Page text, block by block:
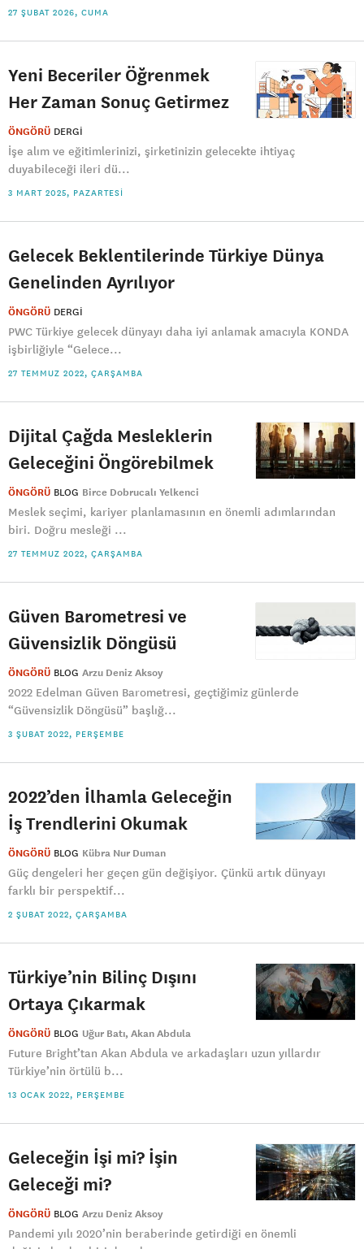
27 ŞUBAT 2026, CUMA
Yeni Beceriler Öğrenmek
Her Zaman Sonuç Getirmez
ÖNGÖRÜ DERGI
İşe alım ve eğitimlerinizi, şirketinizin gelecekte ihtiyaç
duyabileceği ileri dü...
3 MART 2025, PAZARTESI
Gelecek Beklentilerinde Türkiye Dünya
Genelinden Ayrılıyor
ÖNGÖRÜ DERGI
PWC Türkiye gelecek dünyayı daha iyi anlamak amacıyla KONDA
işbirliğiyle “Gelece...
27 TEMMUZ 2022, ÇARŞAMBA
Dijital Çağda Mesleklerin
Geleceğini Öngörebilmek
ÖNGÖRÜ BLOG Birce Dobrucalı Yelkenci
Meslek seçimi, kariyer planlamasının en önemli adımlarından
biri. Doğru mesleği ...
27 TEMMUZ 2022, ÇARŞAMBA
Güven Barometresi ve
Güvensizlik Döngüsü
ÖNGÖRÜ BLOG Arzu Deniz Aksoy
2022 Edelman Güven Barometresi, geçtiğimiz günlerde
“Güvensizlik Döngüsü” başlığ...
3 ŞUBAT 2022, PERŞEMBE
2022’den İlhamla Geleceğin
İş Trendlerini Okumak
ÖNGÖRÜ BLOG Kübra Nur Duman
Güç dengeleri her geçen gün değişiyor. Çünkü artık dünyayı
farklı bir perspektif...
2 ŞUBAT 2022, ÇARŞAMBA
Türkiye’nin Bilinç Dışını
Ortaya Çıkarmak
ÖNGÖRÜ BLOG Uğur Batı Akan Abdula
Future Bright’tan Akan Abdula ve arkadaşları uzun yıllardır
Türkiye’nin örtülü b...
13 OCAK 2022, PERŞEMBE
Geleceğin İşi mi? İşin
Geleceği mi?
ÖNGÖRÜ BLOG Arzu Deniz Aksoy
Pandemi yılı 2020’nin beraberinde getirdiği en önemli